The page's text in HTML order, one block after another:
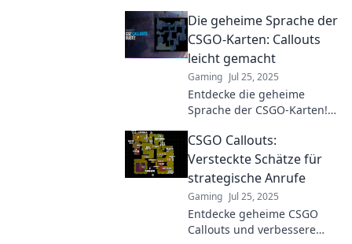
und führe deine
Teamkollegen zum Sieg!
Die geheime Sprache der
CSGO-Karten: Callouts
leicht gemacht
Gaming Jul 25, 2025
Entdecke die geheime
Sprache der CSGO-Karten!
und dominiere jedes Match!
Jetzt Tipps sichern und
besser spielen!
CSGO Callouts:
Versteckte Schätze für
strategische Anrufe
Gaming Jul 25, 2025
Entdecke geheime CSGO
Callouts und verbessere